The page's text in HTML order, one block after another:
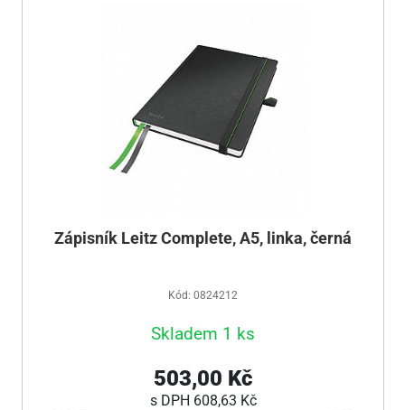
Zápisník Leitz Complete, A5, linka, černá
Kód: 0824212
Skladem 1 ks
503,00 Kč
s DPH 608,63 Kč